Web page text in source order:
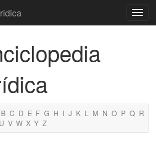
B C D E F G H I J K L M N O P Q R
U V W X Y Z